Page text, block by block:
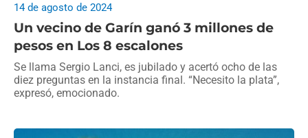
Un vecino de Garín ganó 3 millones de
pesos en Los 8 escalones
14 de agosto de 2024
Se llama Sergio Lanci, es jubilado y acertó ocho de las
diez preguntas en la instancia final. “Necesito la plata”,
expresó, emocionado.